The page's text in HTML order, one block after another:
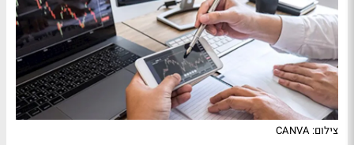
צילום: CANVA